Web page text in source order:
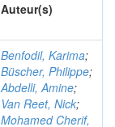
Auteur(s)
Benfodil, Karima;
Büscher, Philippe;
Abdelli, Amine;
Van Reet, Nick;
Mohamed Cherif,